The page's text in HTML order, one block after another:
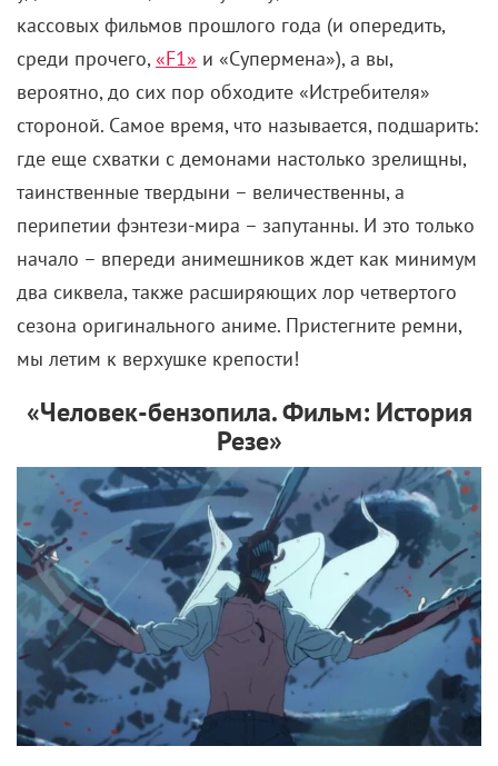
кассовых фильмов прошлого года (и опередить,
среди прочего,«F1» и «Супермена»), а вы,
вероятно, до сих пор обходите «Истребителя»
стороной. Самое время, что называется, подшарить:
где еще схватки с демонами настолько зрелищны,
таинственные твердыни – величественны, а
перипетии фэнтези-мира – запутанны. И это только
начало – впереди анимешников ждет как минимум
два сиквела, также расширяющих лор четвертого
сезона оригинального аниме. Пристегните ремни,
мы летим к верхушке крепости!
«Человек-бензопила. Фильм: История
Резе»